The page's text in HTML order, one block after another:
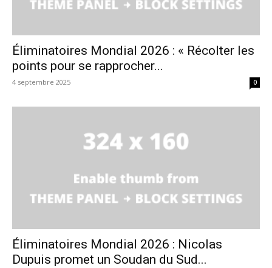
Éliminatoires Mondial 2026 : « Récolter les
points pour se rapprocher...
4 septembre 2025 0
Éliminatoires Mondial 2026 : Nicolas
Dupuis promet un Soudan du Sud...